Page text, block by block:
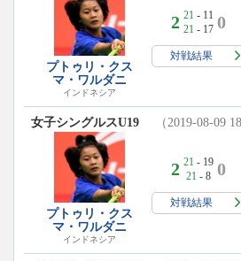
プトゥリ・クス
マ・ワルダニ
インドネシア
2 21 - 11
21 - 17 0
対戦結果
女子シングルスU19 （2019-08-09
プトゥリ・クス
マ・ワルダニ
インドネシア
2 21 - 19
21 - 8 0
対戦結果